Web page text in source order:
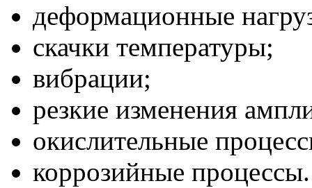
деформационные
скачки температуры;
вибрации;
резкие изменения
окислительные
коррозийные процессы.